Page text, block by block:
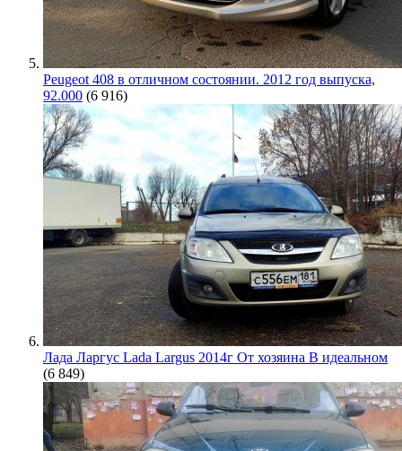
Peugeot 408 в отличном состоянии. 2012 год выпуска,
92.000 (6 916)
Лада Ларгус Lada Largus 2014г От хозяина В идеальном
(6 849)